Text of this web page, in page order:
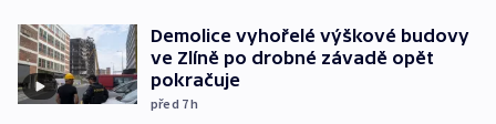
Demolice vyhořelé výškové budovy
ve Zlíně po drobné závadě opět
pokračuje
před 7h